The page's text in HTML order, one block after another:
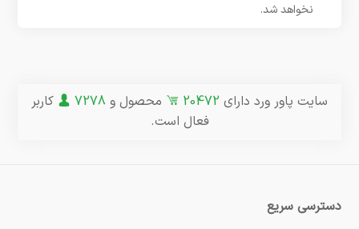
نخواهد شد.
سایت پاور ورد دارای 20472 محصول و 7278
کاربر
فعال است.
دسترسی سریع